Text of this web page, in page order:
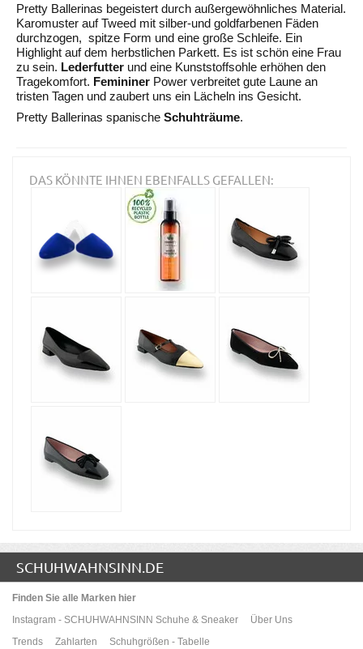
Pretty Ballerinas begeistert durch außergewöhnliches Material.
Karomuster auf Tweed mit silber-und goldfarbenen Fäden
durchzogen, spitze Form und eine große Schleife. Ein
Highlight auf dem herbstlichen Parkett. Es ist schön eine Frau
zu sein. Lederfutter und eine Kunststoffsohle erhöhen den
Tragekomfort. Femininer Power verbreitet gute Laune an
tristen Tagen und zaubert uns ein Lächeln ins Gesicht.
Pretty Ballerinas spanische Schuhträume.
DAS KÖNNTE IHNEN EBENFALLS GEFALLEN:
SCHUHWAHNSINN.DE
Finden Sie alle Marken hier
Instagram - SCHUHWAHNSINN Schuhe & Sneaker
Über Uns
Trends
Zahlarten Schuhgrößen - Tabelle